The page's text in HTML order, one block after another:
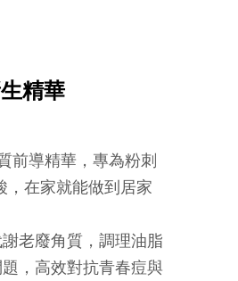
或刪除商品
精華
前導精華，專為粉刺
，在家就能做到居家
老廢角質，調理油脂
，高效對抗青春痘與